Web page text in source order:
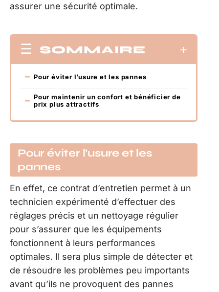
assurer une sécurité optimale.
SOMMAIRE
Pour éviter l’usure et les pannes
Pour maintenir un confort et bénéficier de
prix plus attractifs
Pour éviter l’usure et les
pannes
En effet, ce contrat d’entretien permet à un
technicien expérimenté d’effectuer des
réglages précis et un nettoyage régulier
pour s’assurer que les équipements
fonctionnent à leurs performances
optimales. Il sera plus simple de détecter et
de résoudre les problèmes peu importants
avant qu’ils ne provoquent des pannes